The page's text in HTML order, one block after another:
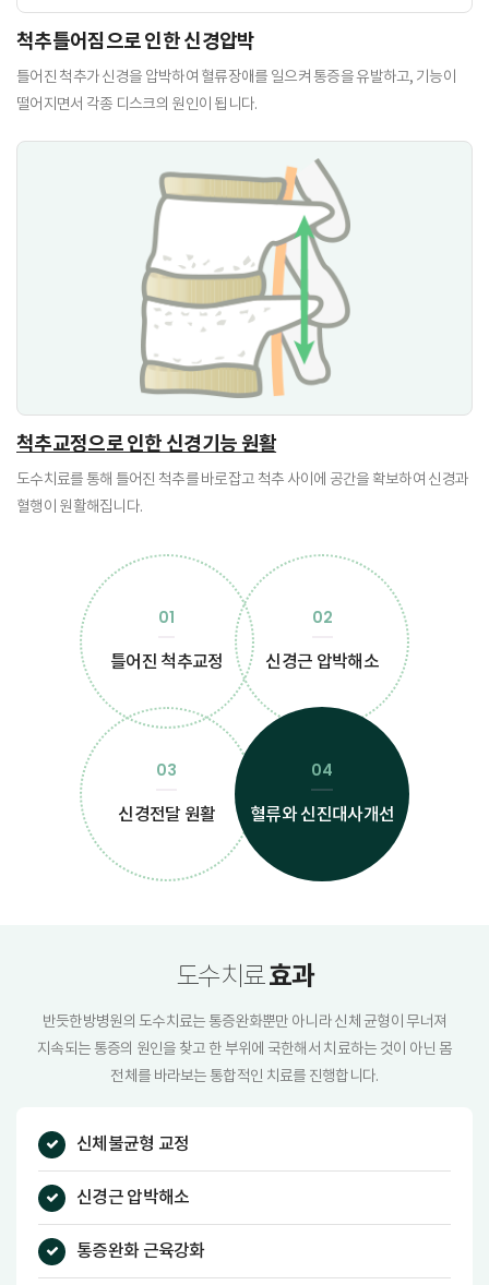
척추틀어짐으로 인한 신경압박
틀어진 척추가 신경을 압박하여 혈류장애를 일으켜 통증을 유발하고, 기능이
떨어지면서 각종 디스크의 원인이 됩니다.
척추교정으로 인한 신경기능 원활
도수치료를 통해 틀어진 척추를 바로잡고 척추 사이에 공간을 확보하여 신경과
혈행이 원활해집니다.
01
틀어진 척추교정
02
신경근 압박해소
03
신경전달 원활
04
혈류와 신진대사개선
도수치료효과
반듯한방병원의 도수치료는 통증완화뿐만 아니라 신체 균형이 무너져
지속되는 통증의 원인을 찾고 한 부위에 국한해서 치료하는 것이 아닌 몸
전체를 바라보는 통합적인 치료를 진행합니다.
신체불균형 교정
신경근 압박해소
통증완화 근육강화